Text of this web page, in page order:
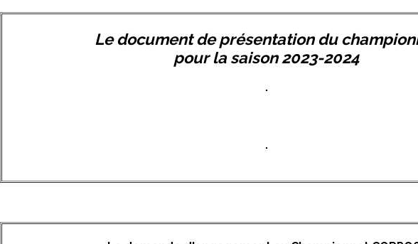
Le document de présentation du
pour la saison 2023-2024